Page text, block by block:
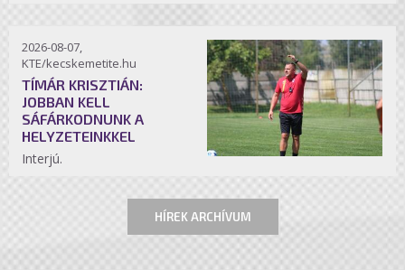
2026-08-07,
KTE/kecskemetite.hu
TÍMÁR KRISZTIÁN:
JOBBAN KELL
SÁFÁRKODNUNK A
HELYZETEINKKEL
Interjú.
HÍREK ARCHÍVUM